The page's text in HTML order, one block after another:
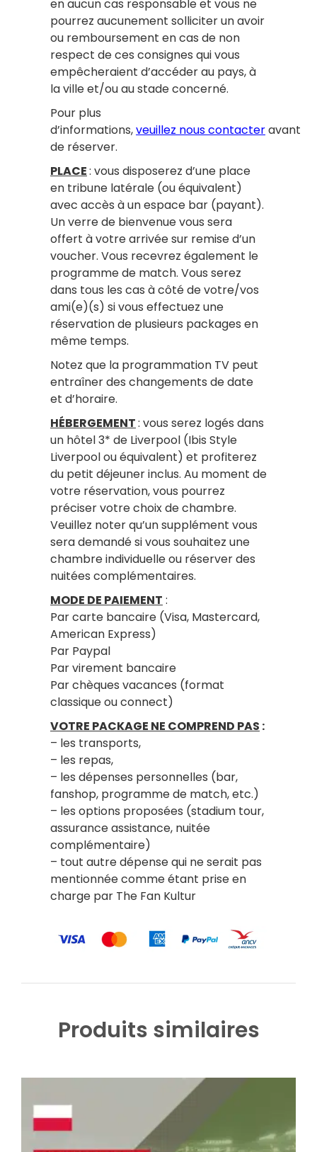
en aucun cas responsable et vous ne
pourrez aucunement solliciter un avoir
ou remboursement en cas de non
respect de ces consignes qui vous
empêcheraient d’accéder au pays, à
la ville et/ou au stade concerné.
Pour plus
d’informations,veuillez nous contacteravant
de réserver.
PLACE: vous disposerez d’une place
en tribune latérale (ou équivalent)
avec accès à un espace bar (payant).
Un verre de bienvenue vous sera
offert à votre arrivée sur remise d’un
voucher. Vous recevrez également le
programme de match. Vous serez
dans tous les cas à côté de votre/vos
ami(e)(s) si vous effectuez une
réservation de plusieurs packages en
même temps.
Notez que la programmation TV peut
entraîner des changements de date
et d’horaire.
HÉBERGEMENT: vous serez logés dans
un hôtel 3* de Liverpool (Ibis Style
Liverpool ou équivalent) et profiterez
du petit déjeuner inclus. Au moment de
votre réservation, vous pourrez
préciser votre choix de chambre.
Veuillez noter qu’un supplément vous
sera demandé si vous souhaitez une
chambre individuelle ou réserver des
nuitées complémentaires.
MODE DE PAIEMENT :
Par carte bancaire (Visa, Mastercard,
American Express)
Par Paypal
Par virement bancaire
Par chèques vacances (format
classique ou connect)
VOTRE PACKAGE NE COMPREND PAS :
– les transports,
– les repas,
– les dépenses personnelles (bar,
fanshop, programme de match, etc.)
– les options proposées (stadium tour,
assurance assistance, nuitée
complémentaire)
– tout autre dépense qui ne serait pas
mentionnée comme étant prise en
charge par The Fan Kultur
Produits similaires